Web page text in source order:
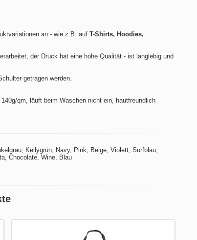
an - wie z.B. auf T-Shirts, Hoodies,
der Druck hat eine hohe Qualität - ist langlebig und
getragen werden.
qm, läuft beim Waschen nicht ein, hautfreundlich
Kellygrün, Navy, Pink, Beige, Violett, Surfblau,
Chocolate, Wine, Blau